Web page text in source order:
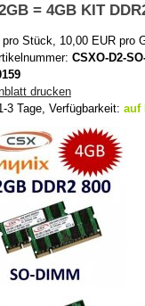
= 4GB KIT
pro Stück, 10,00 EUR pro
CSXO-D2-
drucken
3 Tage, Verfügbarkeit: auf